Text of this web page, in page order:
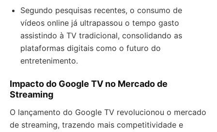
Segundo pesquisas recentes, o consumo de
vídeos online já ultrapassou o tempo gasto
assistindo à TV tradicional, consolidando as
plataformas digitais como o futuro do
entretenimento.
Impacto do Google TV no Mercado de
Streaming
O lançamento do Google TV revolucionou o mercado
de streaming, trazendo mais competitividade e